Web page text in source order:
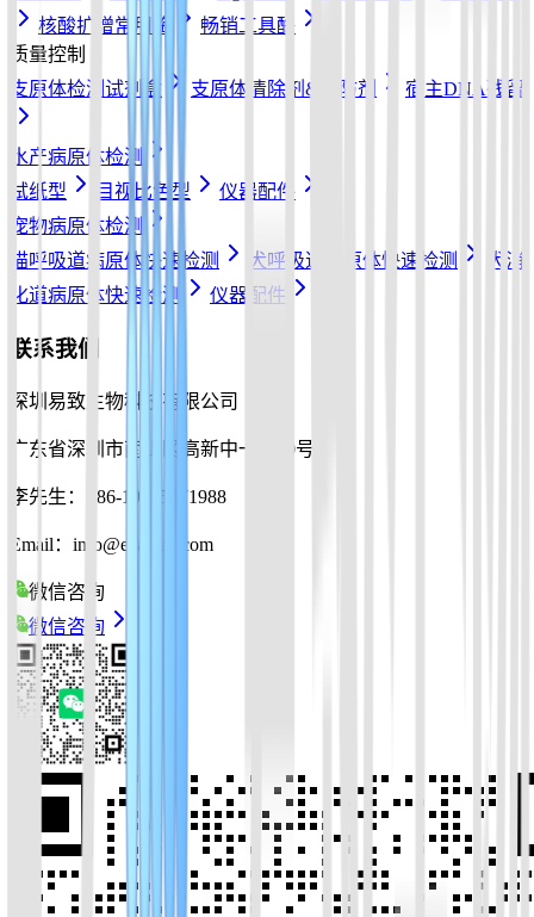
核酸扩增常用酶
畅销工具酶
质量控制
支原体检测试剂盒
支原体清除剂&预防剂 宿主DNA残留
水产病原体检测
试纸型
目视比色型
仪器配件
宠物病原体检测
猫呼吸道病原体快速检测
犬呼吸道病原体快速检测
犬消
化道病原体快速检测
仪器配件
联系我们
深圳易致生物科技有限公司
广东省深圳市南山区高新中一道10号
李先生：+86-19925271988
Email：info@ezassay.com
微信咨询
微信咨询